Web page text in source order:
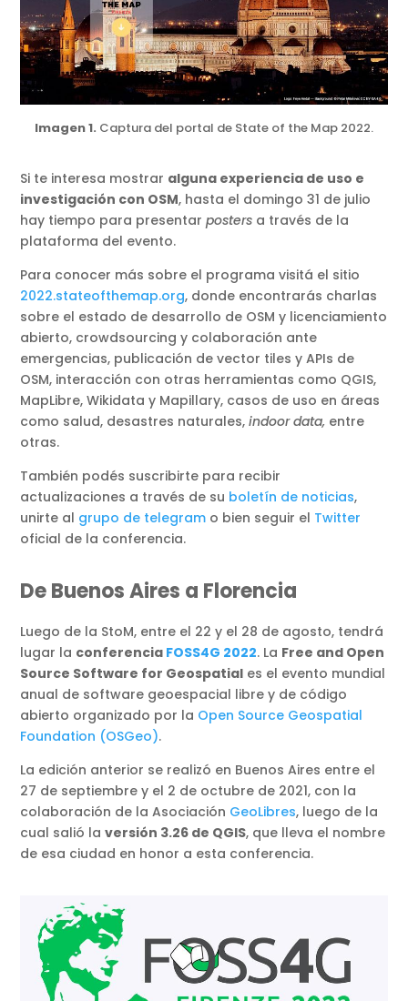
Imagen 1. Captura del portal de State of the Map 2022.
Si te interesa mostrar alguna experiencia de uso e
investigación con OSM, hasta el domingo 31 de julio
hay tiempo para presentarposters a través de la
plataforma del evento.
Para conocer más sobre el programa visitá el sitio
2022.stateofthemap.org, donde encontrarás charlas
sobre el estado de desarrollo de OSM y licenciamiento
abierto, crowdsourcing y colaboración ante
emergencias, publicación de vector tiles y APIs de
OSM, interacción con otras herramientas como QGIS,
MapLibre, Wikidata y Mapillary, casos de uso en áreas
como salud, desastres naturales,indoor data, entre
otras.
También podés suscribirte para recibir
actualizaciones a través de su boletín de noticias,
unirte al grupo de telegram o bien seguir el Twitter
oficial de la conferencia.
De Buenos Aires a Florencia
Luego de la StoM, entre el 22 y el 28 de agosto, tendrá
lugar la conferencia FOSS4G 2022. La Free and Open
Source Software for Geospatial es el evento mundial
anual de software geoespacial libre y de código
abierto organizado por la Open Source Geospatial
Foundation (OSGeo).
La edición anterior se realizó en Buenos Aires entre el
27 de septiembre y el 2 de octubre de 2021, con la
colaboración de la Asociación GeoLibres, luego de la
cual salió laversión 3.26 de QGIS, que lleva el nombre
de esa ciudad en honor a esta conferencia.